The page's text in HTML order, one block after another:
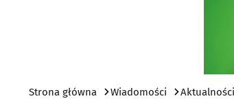
Strona główna Wiadomości Aktualności